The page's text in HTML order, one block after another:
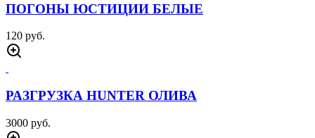
ПОГОНЫ ЮСТИЦИИ БЕЛЫЕ
120 руб.
РАЗГРУЗКА HUNTER ОЛИВА
3000 руб.